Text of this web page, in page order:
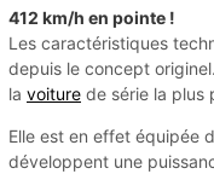
412 km/h en pointe !
Les caractéristiques
depuis le concept
la voiture de série la plus
Elle est en effet équipée
développent une